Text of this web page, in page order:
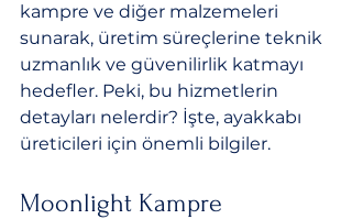
kampre ve diğer malzemeleri
sunarak, üretim süreçlerine teknik
uzmanlık ve güvenilirlik katmayı
hedefler. Peki, bu hizmetlerin
detayları nelerdir? İşte, ayakkabı
üreticileri için önemli bilgiler.
Moonlight Kampre